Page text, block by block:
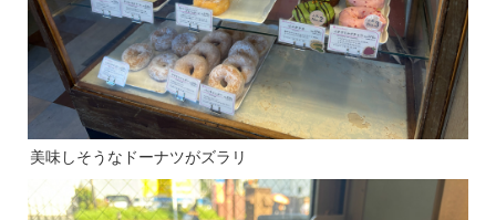
美味しそうなドーナツがズラリ